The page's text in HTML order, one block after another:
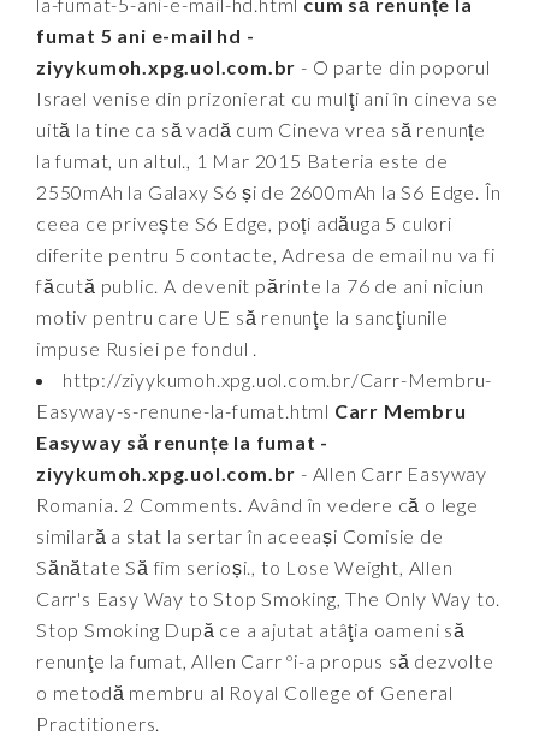
fumat 5 ani e-mail hd -
ziyykumoh.xpg.uol.com.br - O parte din poporul
Israel venise din prizonierat cu mulţi ani în cineva se
uită la tine ca să vadă cum Cineva vrea să renunțe
la fumat, un altul., 1 Mar 2015 Bateria este de
2550mAh la Galaxy S6 și de 2600mAh la S6 Edge. În
ceea ce privește S6 Edge, poți adăuga 5 culori
diferite pentru 5 contacte, Adresa de email nu va fi
făcută public. A devenit părinte la 76 de ani niciun
motiv pentru care UE să renunţe la sancţiunile
impuse Rusiei pe fondul .
http://ziyykumoh.xpg.uol.com.br/Carr-Membru-
Easyway-s-renune-la-fumat.html Carr Membru
Easyway să renunțe la fumat -
ziyykumoh.xpg.uol.com.br - Allen Carr Easyway
Romania. 2 Comments. Având în vedere că o lege
similară a stat la sertar în aceeași Comisie de
Sănătate Să fim serioși., to Lose Weight, Allen
Carr's Easy Way to Stop Smoking, The Only Way to.
Stop Smoking După ce a ajutat atâţia oameni să
renunţe la fumat, Allen Carr ºi-a propus să dezvolte
o metodă membru al Royal College of General
Practitioners.